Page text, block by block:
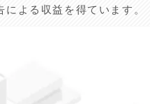
よる収益を得ています。